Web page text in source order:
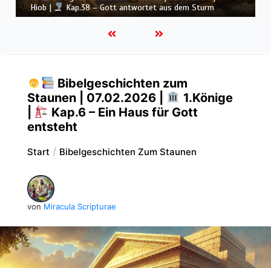
Donner
Bibelgeschichten zum
Staunen | 07.02.2026 |
1.Könige
Kap.6 – Ein Haus für Gott
entsteht
Start Bibelgeschichten Zum Staunen
von Miracula Scripturae